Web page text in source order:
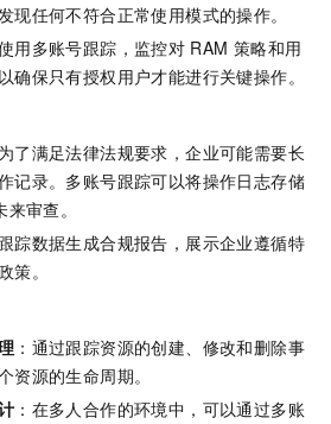
现任何不符合正常使用模式的操作。
用多账号跟踪，监控对 RAM 策略和用
确保只有授权用户才能进行关键操作。
了满足法律法规要求，企业可能需要长
记录。多账号跟踪可以将操作日志存储
审查。
踪数据生成合规报告，展示企业遵循特
策。
：通过跟踪资源的创建、修改和删除事
资源的生命周期。
：在多人合作的环境中，可以通过多账